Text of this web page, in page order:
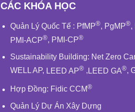
CÁC KHÓA HỌC
Quản Lý Quốc Tế : PfMP®, PgMP®,
PMI-ACP®, PMI-CP®
Sustainability Building: Net Zero
WELL AP, LEED AP® , LEED GA®,
Hợp Đồng: FidicCCM®
Quản Lý Dự Án Xây Dựng